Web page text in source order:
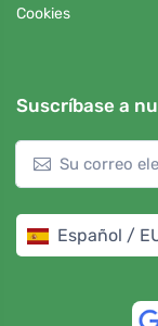
Cookies
Suscríbase a
Español /